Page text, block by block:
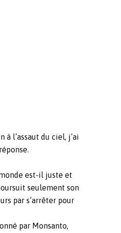
à l’assaut du ciel, j’ai
est-il juste et
seulement son
par s’arrêter pour
par Monsanto,